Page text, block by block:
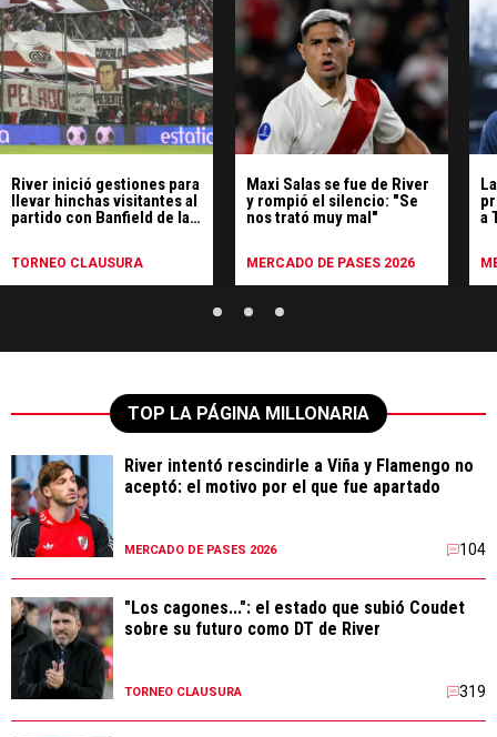
River inició gestiones para
llevar hinchas visitantes al
partido con Banfield de la
TORNEO CLAUSURA
Maxi Salas se fue de River
y rompió el silencio: "Se
nos trató muy mal"
MERCADO DE PASES 2026
a
TOP LA PÁGINA MILLONARIA
River intentó rescindirle a Viña y Flamengo no
aceptó: el motivo por el que fue apartado
MERCADO DE PASES 2026 104
"Los cagones...": el estado que subió Coudet
sobre su futuro como DT de River
TORNEO CLAUSURA 319